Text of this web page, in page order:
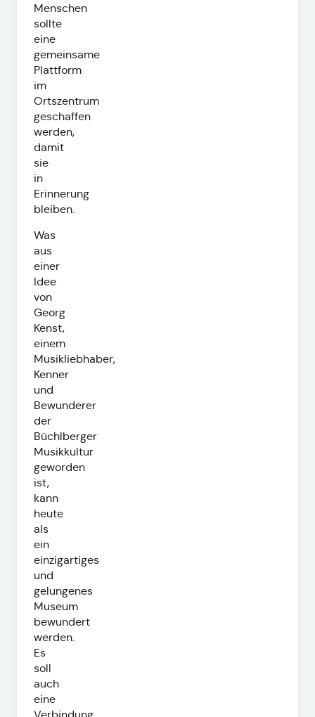
Menschen
sollte
eine
gemeinsame
Plattform
im
Ortszentrum
geschaffen
werden,
damit
sie
in
Erinnerung
bleiben.
Was
aus
einer
Idee
von
Georg
Kenst,
einem
Musikliebhaber,
Kenner
und
Bewunderer
der
Büchlberger
Musikkultur
geworden
ist,
kann
heute
als
ein
einzigartiges
und
gelungenes
Museum
bewundert
werden.
Es
soll
auch
eine
Verbindung